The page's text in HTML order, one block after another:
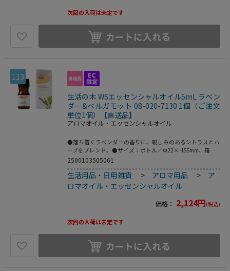
次回の入荷は未定です
カートに入れる
113
生活の木 WSエッセンシャルオイル5mL ラベン
ダー&ベルガモット 08-020-7130 1個（ご注文
単位1個）【直送品】
アロマオイル・エッセンシャルオイル
●落ち着くラベンダーの香りに、親しみのあるシトラスとハ
ーブをブレンド。●サイズ：ボトル／Φ22×H55mm、箱／
W30×D30×H75mm●材質：ボトル／ガラス、キャップ・
●こちらの商品は取寄せ商品となり納期が長期間かかる可能
性がございます。また、ご発注後のキャンセルは対応いたし
かねますので予めご了承ください。
2500103505061
生活用品・日用雑貨 > アロマ用品 > ア
ロマオイル・エッセンシャルオイル
価格： 2,124円(税込)
次回の入荷は未定です
カートに入れる